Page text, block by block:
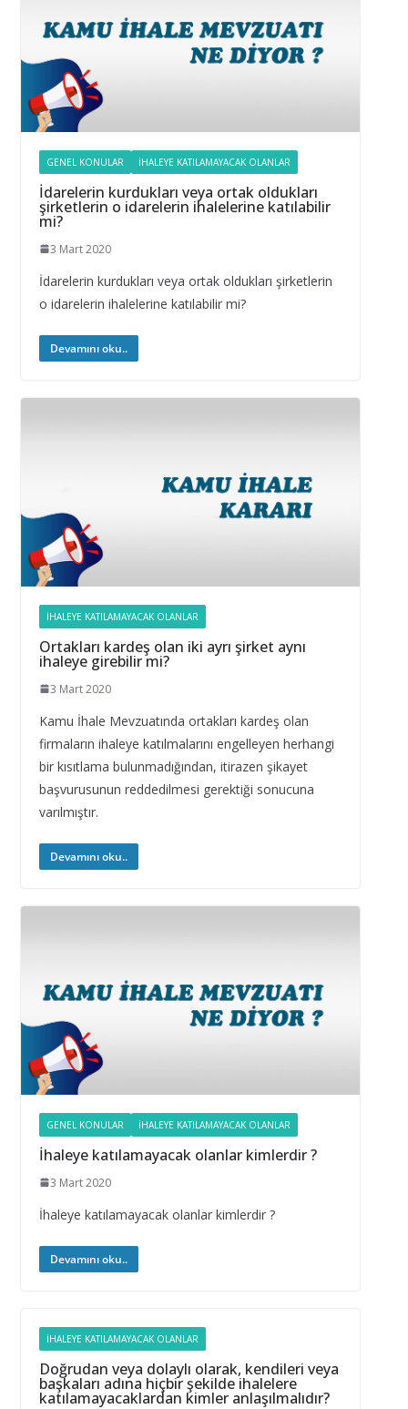
GENEL KONULAR İHALEYE KATILAMAYACAK OLANLAR
İdarelerin kurdukları veya ortak oldukları
şirketlerin o idarelerin ihalelerine katılabilir
mi?
3 Mart 2020
İdarelerin kurdukları veya ortak oldukları şirketlerin
o idarelerin ihalelerine katılabilir mi?
Devamını oku..
İHALEYE KATILAMAYACAK OLANLAR
Ortakları kardeş olan iki ayrı şirket aynı
ihaleye girebilir mi?
3 Mart 2020
Kamu İhale Mevzuatında ortakları kardeş olan
firmaların ihaleye katılmalarını engelleyen herhangi
bir kısıtlama bulunmadığından, itirazen şikayet
başvurusunun reddedilmesi gerektiği sonucuna
varılmıştır.
Devamını oku..
GENEL KONULAR İHALEYE KATILAMAYACAK OLANLAR
İhaleye katılamayacak olanlar kimlerdir ?
3 Mart 2020
İhaleye katılamayacak olanlar kimlerdir ?
Devamını oku..
İHALEYE KATILAMAYACAK OLANLAR
Doğrudan veya dolaylı olarak, kendileri veya
başkaları adına hiçbir şekilde ihalelere
katılamayacaklardan kimler anlaşılmalıdır?